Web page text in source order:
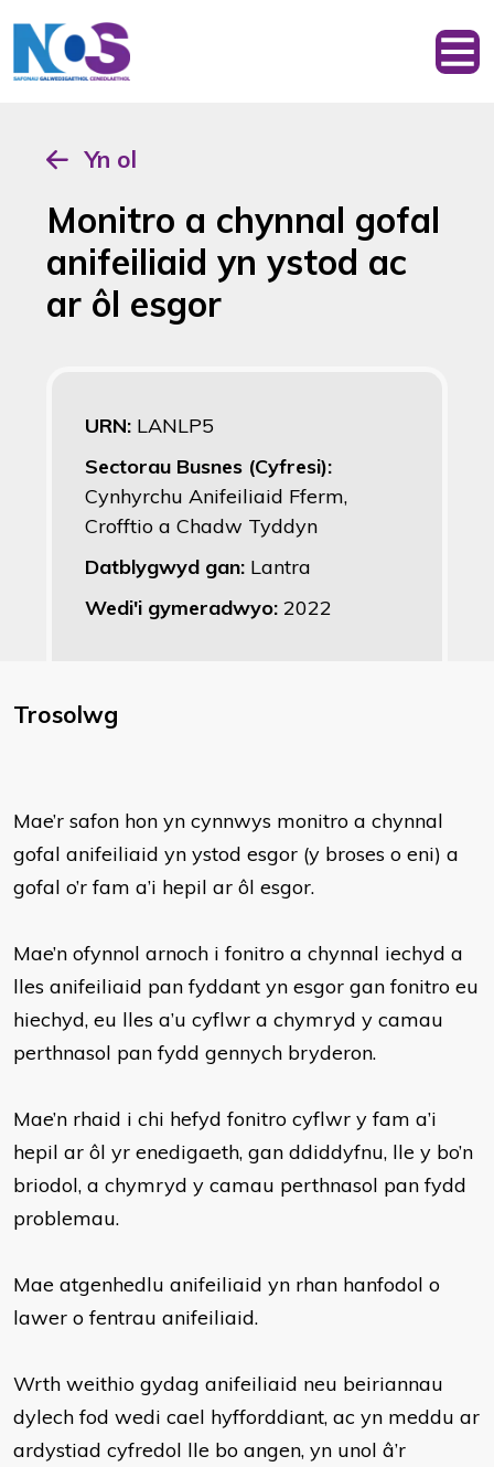
Yn ol
Monitro a chynnal gofal
anifeiliaid yn ystod ac
ar ôl esgor
URN: LANLP5
Sectorau Busnes (Cyfresi):
Cynhyrchu Anifeiliaid Fferm,
Crofftio a Chadw Tyddyn
Datblygwyd gan: Lantra
Wedi'i gymeradwyo: 2022
Trosolwg
Mae’r safon hon yn cynnwys monitro a chynnal
gofal anifeiliaid yn ystod esgor (y broses o eni) a
gofal o’r fam a’i hepil ar ôl esgor.
Mae’n ofynnol arnoch i fonitro a chynnal iechyd a
lles anifeiliaid pan fyddant yn esgor gan fonitro eu
hiechyd, eu lles a’u cyflwr a chymryd y camau
perthnasol pan fydd gennych bryderon.
Mae’n rhaid i chi hefyd fonitro cyflwr y fam a’i
hepil ar ôl yr enedigaeth, gan ddiddyfnu, lle y bo’n
briodol, a chymryd y camau perthnasol pan fydd
problemau.
Mae atgenhedlu anifeiliaid yn rhan hanfodol o
lawer o fentrau anifeiliaid.
Wrth weithio gydag anifeiliaid neu beiriannau
dylech fod wedi cael hyfforddiant, ac yn meddu ar
ardystiad cyfredol lle bo angen, yn unol â’r